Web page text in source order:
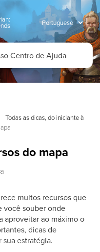
Todas as dicas, do iniciante à
do mapa
muitos recursos que
você souber onde
aproveitar ao máximo o
dicas de
sua estratégia.